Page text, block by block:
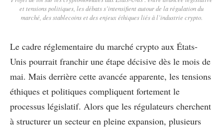
et tensions politiques, les débats s’intensifient autour de la régulation du
marché, des stablecoins et des enjeux éthiques liés à l’industrie crypto.
Le cadre réglementaire du marché crypto aux États-
Unis pourrait franchir une étape décisive dès le mois de
mai. Mais derrière cette avancée apparente, les tensions
éthiques et politiques compliquent fortement le
processus législatif. Alors que les régulateurs cherchent
à structurer un secteur en pleine expansion, plusieurs